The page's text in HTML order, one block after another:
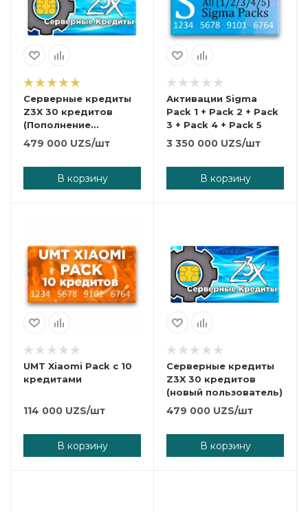
Серверные кредиты
Z3X 30 кредитов
(Пополнение
существующего
479 000 UZS/шт
В корзину
Активации Sigma
Pack 1 + Pack 2 + Pack
3 + Pack 4 + Pack 5
3 350 000 UZS/шт
В корзину
UMT Xiaomi Pack с 10
кредитами
114 000 UZS/шт
В корзину
Серверные кредиты
Z3X 30 кредитов
(новый пользователь)
479 000 UZS/шт
В корзину